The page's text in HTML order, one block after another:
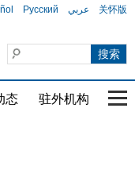
Русский عربي 关怀版
态 驻外机构 国